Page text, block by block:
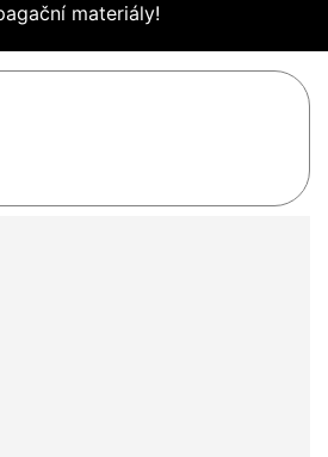
materiály!